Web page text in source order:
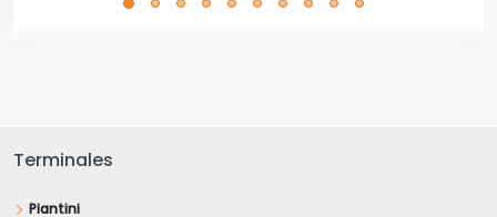
Terminales
Piantini